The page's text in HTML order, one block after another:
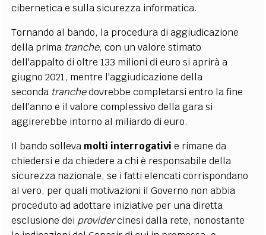
cibernetica e sulla sicurezza informatica.
Tornando al bando, la procedura di aggiudicazione
della prima tranche, con un valore stimato
dell'appalto di oltre 133 milioni di euro si aprirà a
giugno 2021, mentre l'aggiudicazione della
seconda tranchedovrebbe completarsi entro la fine
dell'anno e il valore complessivo della gara si
aggirerebbe intorno al miliardo di euro.
Il bando solleva molti interrogativi e rimane da
chiedersi e da chiedere a chi è responsabile della
sicurezza nazionale, se i fatti elencati corrispondano
al vero, per quali motivazioni il Governo non abbia
proceduto ad adottare iniziative per una diretta
esclusione dei providercinesi dalla rete, nonostante